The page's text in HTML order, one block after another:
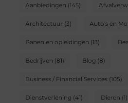
Aanbiedingen (145)
Architectuur (3) Auto's en
Banen en opleidingen (13)
Bedrijven (81) Blog (8)
Business / Financial Services(105)
Dienstverlening (41) Dieren (1)